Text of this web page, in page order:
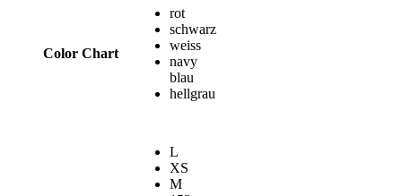
37,00 €
Color Chart
rot
schwarz
weiss
navy
blau
hellgrau
L
XS
M